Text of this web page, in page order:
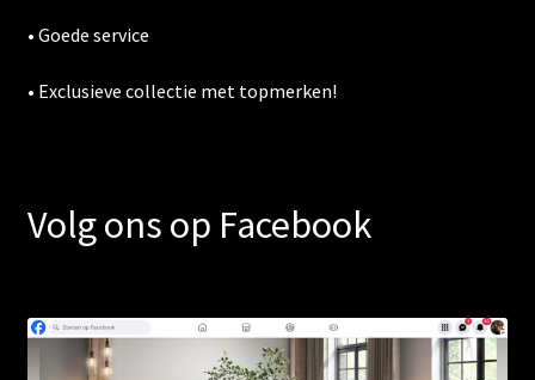
• Goede service
• Exclusieve collectie met topmerken!
Volg ons op Facebook